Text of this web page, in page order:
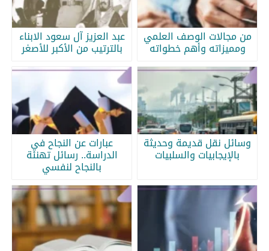
من مجالات الوصف العلمي
ومميزاته وأهم خطواته
عبد العزيز آل سعود الابناء
بالترتيب من الأكبر للأصغر
وسائل نقل قديمة وحديثة
بالإيجابيات والسلبيات
عبارات عن النجاح في
الدراسة.. رسائل تهنئة
بالنجاح لنفسي